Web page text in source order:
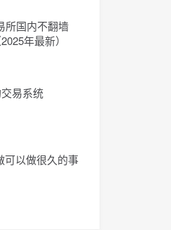
所国内不翻墙
年最新）
易系统
可以做很久的事